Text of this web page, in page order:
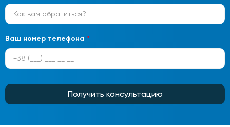
Ваш номер телефона *
Получить консультацию